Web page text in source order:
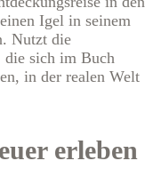
Igel in seinem
Nutzt die
die sich im Buch
in der realen Welt
erleben